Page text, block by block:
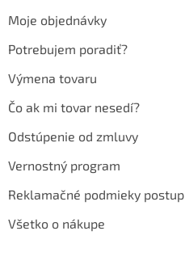
Moje objednávky
Potrebujem poradiť?
Výmena tovaru
Čo ak mi tovar nesedí?
Odstúpenie od zmluvy
Vernostný program
Reklamačné podmieky postup
Všetko o nákupe